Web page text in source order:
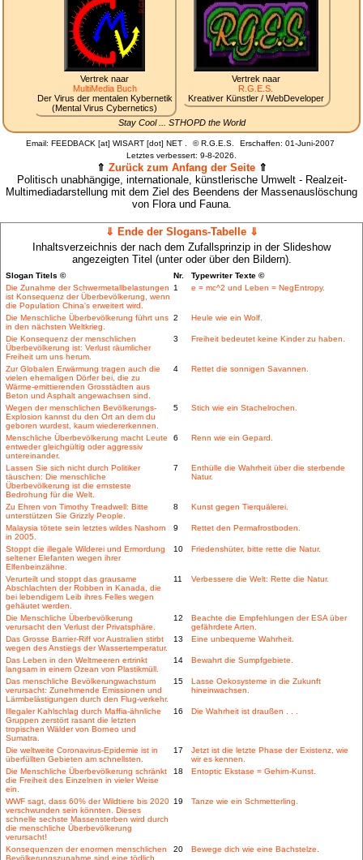
Vertrek naar
MultiMedia Buch
Der Virus der mentalen Kybernetik
(Mental Virus Cybernetics)
Vertrek naar
R.G.E.S.
Kreativer Künstler / WebDeveloper
Stay Cool ... STHOPD the World
Email: FEEDBACK [at] WISART [dot] NET . ©R.G.E.S.
Erschaffen: 01-Juni-2007
Letztes verbessert: 9-8-2026.
⇑ Zurück zum Anfang der Seite⇑
Politisch unabhängige, internationale, künstlerische Umwelt - Realzeit-
Multimediadarstellung mit dem Ziel des Beendens der Massenauslöschung
von Flora und Fauna.
⇓ Ende der Slogans-Tabelle ⇓
Inhaltsverzeichnis der nach dem Zufallsprinzip in der Slideshow
angezeigten Titel (unter oder über den Bildern).
Slogan Titels © Nr.
Typewriter Texte ©
Die Zunahme der Schwermetallbelastungen
ist Konsequenz der Überbevölkerung, wenn
die Population China's erweitert wird.
1 e = mc^2 und Leben = NegEntropy.
Die Menschliche Überbevölkerung führt uns
in den nächsten Weltkrieg.
2 Heule wie ein Wolf.
Die Konsequenz der menschlichen
Überbevölkerung ist: Verlust räumlicher
Freiheit um uns herum.
3 Freiheit bedeutet keine Kinder zu haben.
Zur Globalen Erwärmung tragen auch die
vielen ehemaligen Dörfer bei, die zu
Wärme-emittierenden Grosstädten aus
Beton und Asphalt angewachsen sind.
4 Rettet die sonnigen Savannen.
Wegen der menschlichen Bevölkerungs-
Explosion kannst du den Ort an dem du
geboren wurdest, kaum wiedererkennen.
5 Stich wie ein Stachelrochen.
Menschliche Überbevölkerung macht Leute
entweder gleichgültig oder aggressiv
untereinander.
6 Renn wie ein Gepard.
Lassen Sie sich nicht durch Politiker
täuschen: Die menschliche
Überbevölkerung ist die ernsteste
Bedrohung für die Welt.
7
Enthülle die Wahrheit über die sterbende
Natur.
Zu Ehren von Timothy Treadwell: Bitte
unterstützen Sie Grizzly People.
8 Kunst gegen Tierquälerei.
Malaysia tötete sein letztes wildes Nashorn
in 2005.
9 Rettet den Permafrostboden.
Stoppt die illegale Wilderei und Ermordung
seltener Elefanten wegen ihrer
Elfenbeinzähne.
10 Friedenshüter, bitte rette die Natur.
Verurteilt und stoppt das grausame
Abschlachten der Robben in Kanada, die
bei lebendigem Leib ihres Felles wegen
gehäutet werden.
11 Verbessere die Welt: Rette die Natur.
Die Menschliche Überbevölkerung
verursacht den Verlust der Privatsphäre.
12
Beachte die Empfehlungen der ESA über
gefährdete Arten.
Das Grosse Barrier-Riff vor Australien stirbt
wegen des Anstiegs der Wassertemperatur.
13 Eine unbequeme Wahrheit.
Das Leben in den Weltmeeren ertrinkt
langsam in einem Ozean von Plastikmüll.
14 Bewahrt die Sumpfgebiete.
Das menschliche Bevölkerungwachstum
verursacht: Zunehmende Emissionen und
Lärmbelästigungen durch den Flug-verkehr.
15
Lasse Oekosysteme in die Zukunft
hineinwachsen.
Illegaler Kahlschlag durch Maffia-ähnliche
Gruppen zerstört rasant die letzten
tropischen Wälder von Borneo und
Sumatra.
16 Die Wahrheit ist draußen . . .
Die weltweite Coronavirus-Epidemie ist in
überfüllten Gebieten am schnellsten.
17
Jetzt ist die letzte Phase der Existenz, wie
wir es kennen.
Die Menschliche Überbevölkerung schränkt
die Freiheit des Einzelnen in vieler Weise
ein.
18 Entoptic Ekstase = Gehirn-Kunst.
WWF sagt, dass 60% der Wildtiere bis 2020
verschwunden sein könnten. Dieses
schnelle sechste Massensterben wird durch
die menschliche Überbevölkerung
verursacht!
19 Tanze wie ein Schmetterling.
Konsequenzen der enormen menschlichen
20 Bewege dich wie eine Bachstelze.